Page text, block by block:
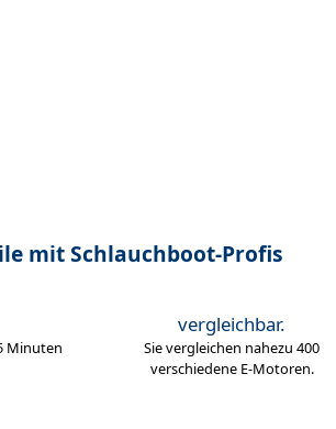
mit Schlauchboot-Profis
Minuten
vergleichbar.
Sie vergleichen nahezu 400
verschiedene E-Motoren.